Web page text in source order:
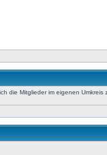
die Mitglieder im eigenen Umkreis